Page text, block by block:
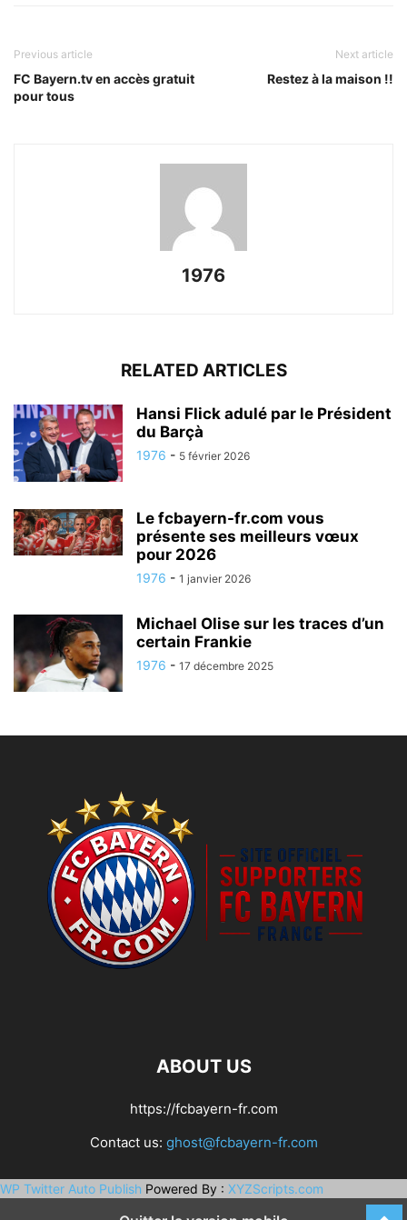
Previous article
FC Bayern.tv en accès gratuit
pour tous
Next article
Restez à la maison !!
1976
RELATED ARTICLES
Hansi Flick adulé par le Président
du Barçà
1976 - 5 février 2026
Le fcbayern-fr.com vous
présente ses meilleurs vœux
pour 2026
1976 - 1 janvier 2026
Michael Olise sur les traces d’un
certain Frankie
1976 - 17 décembre 2025
ABOUT US
https://fcbayern-fr.com
Contact us: ghost@fcbayern-fr.com
WP Twitter Auto Publish Powered By : XYZScripts.com